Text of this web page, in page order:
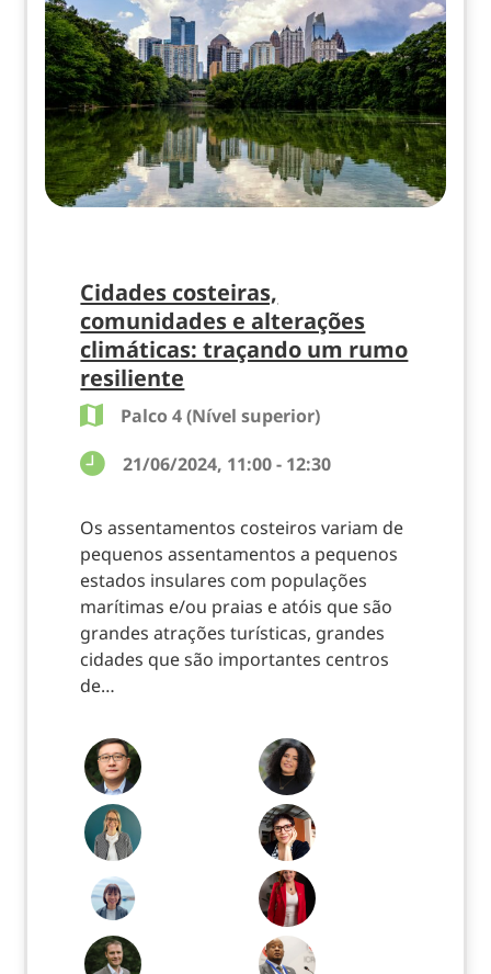
Cidades costeiras,
comunidades e alterações
climáticas: traçando um rumo
resiliente
Palco 4 (Nível superior)
21/06/2024, 11:00 - 12:30
Os assentamentos costeiros variam de
pequenos assentamentos a pequenos
estados insulares com populações
marítimas e/ou praias e atóis que são
grandes atrações turísticas, grandes
cidades que são importantes centros
de…